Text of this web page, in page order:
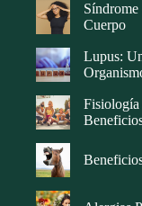
Cuerpo
Lupus:
Fisiología